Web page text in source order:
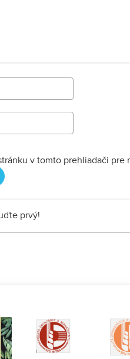
v tomto prehliadači pre
prvý!